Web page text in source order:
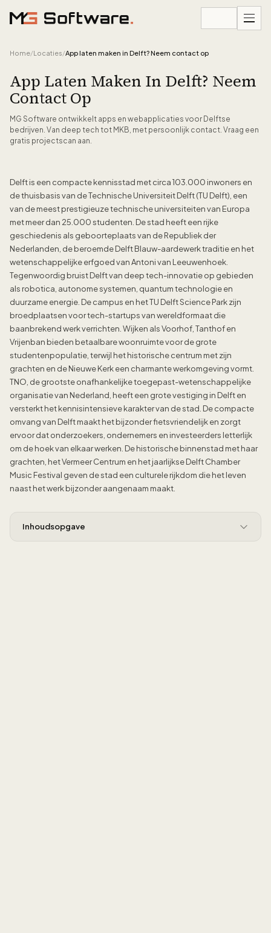
Home/Locaties/App laten maken in Delft? Neem contact op
App Laten Maken In Delft? Neem
Contact Op
MG Software ontwikkelt apps en webapplicaties voor Delftse
bedrijven. Van deep tech tot MKB, met persoonlijk contact. Vraag een
gratis projectscan aan.
Delft is een compacte kennisstad met circa 103.000 inwoners en
de thuisbasis van de Technische Universiteit Delft (TU Delft), een
van de meest prestigieuze technische universiteiten van Europa
met meer dan 25.000 studenten. De stad heeft een rijke
geschiedenis als geboorteplaats van de Republiek der
Nederlanden, de beroemde Delft Blauw-aardewerk traditie en het
wetenschappelijke erfgoed van Antoni van Leeuwenhoek.
Tegenwoordig bruist Delft van deep tech-innovatie op gebieden
als robotica, autonome systemen, quantum technologie en
duurzame energie. De campus en het TU Delft Science Park zijn
broedplaatsen voor tech-startups van wereldformaat die
baanbrekend werk verrichten. Wijken als Voorhof, Tanthof en
Vrijenban bieden betaalbare woonruimte voor de grote
studentenpopulatie, terwijl het historische centrum met zijn
grachten en de Nieuwe Kerk een charmante werkomgeving vormt.
TNO, de grootste onafhankelijke toegepast-wetenschappelijke
organisatie van Nederland, heeft een grote vestiging in Delft en
versterkt het kennisintensieve karakter van de stad. De compacte
omvang van Delft maakt het bijzonder fietsvriendelijk en zorgt
ervoor dat onderzoekers, ondernemers en investeerders letterlijk
om de hoek van elkaar werken. De historische binnenstad met haar
grachten, het Vermeer Centrum en het jaarlijkse Delft Chamber
Music Festival geven de stad een culturele rijkdom die het leven
naast het werk bijzonder aangenaam maakt.
Inhoudsopgave